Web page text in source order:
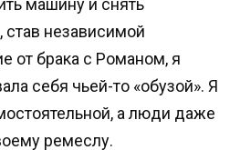
машину и снять
независимой
от брака с Романом, я
себя чьей-то «обузой». Я
а люди даже
ремеслу.